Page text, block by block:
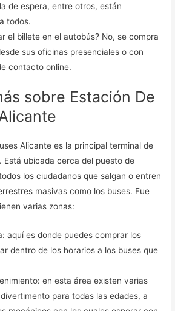
de espera, entre otros, están
todos.
el billete en el autobús? No, se compra
sus oficinas presenciales o con
contacto online.
sobre Estación De
Alicante es la principal terminal de
Está ubicada cerca del puesto de
los ciudadanos que salgan o entren
masivas como los buses. Fue
varias zonas:
aquí es donde puedes comprar los
dentro de los horarios a los buses que
en esta área existen varias
para todas las edades, a